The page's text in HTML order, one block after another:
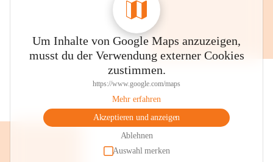
Um Inhalte von Google Maps anzuzeigen,
musst du der Verwendung externer Cookies
zustimmen.
https://www.google.com/maps
Mehr erfahren
Akzeptieren und anzeigen
Ablehnen
Auswahl merken